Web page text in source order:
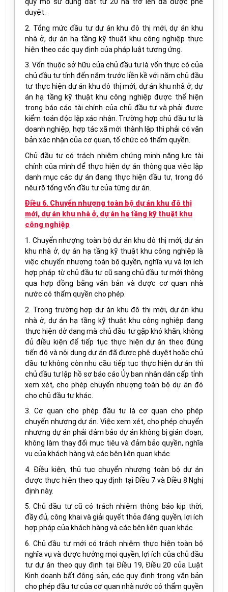
duyệt.
2. Tổng mức đầu tư dự án khu đô thị mới, dự án khu
nhà ở, dự án hạ tầng kỹ thuật khu công nghiệp thực
hiện theo các quy định của pháp luật tương ứng.
3. Vốn thuộc sở hữu của chủ đầu tư là vốn thực có của
chủ đầu tư tính đến năm trước liền kề với năm chủ đầu
tư thực hiện dự án khu đô thị mới, dự án khu nhà ở, dự
án hạ tầng kỹ thuật khu công nghiệp được thể hiện
trong báo cáo tài chính của chủ đầu tư và phải được
kiểm toán độc lập xác nhận. Trường hợp chủ đầu tư là
doanh nghiệp, hợp tác xã mới thành lập thì phải có văn
bản xác nhận của cơ quan, tổ chức có thẩm quyền.
Chủ đầu tư có trách nhiệm chứng minh năng lực tài
chính của mình để thực hiện dự án thông qua việc lập
danh mục các dự án đang thực hiện đầu tư, trong đó
nêu rõ tổng vốn đầu tư của từng dự án.
Điều 6. Chuyển nhượng toàn bộ dự án khu đô thị
mới, dự án khu nhà ở, dự án hạ tầng kỹ thuật khu
công nghiệp
1. Chuyển nhượng toàn bộ dự án khu đô thị mới, dự án
khu nhà ở, dự án hạ tầng kỹ thuật khu công nghiệp là
việc chuyển nhượng toàn bộ quyền, nghĩa vụ và lợi ích
hợp pháp từ chủ đầu tư cũ sang chủ đầu tư mới thông
qua hợp đồng bằng văn bản và được cơ quan nhà
nước có thẩm quyền cho phép.
2. Trong trường hợp dự án khu đô thị mới, dự án khu
nhà ở, dự án hạ tầng kỹ thuật khu công nghiệp đang
thực hiện dở dang mà chủ đầu tư gặp khó khăn, không
đủ điều kiện để tiếp tục thực hiện dự án theo đúng
tiến độ và nội dung dự án đã được phê duyệt hoặc chủ
đầu tư không còn nhu cầu tiếp tục thực hiện dự án thì
chủ đầu tư lập hồ sơ báo cáo Ủy ban nhân dân cấp tỉnh
xem xét, cho phép chuyển nhượng toàn bộ dự án đó
cho chủ đầu tư khác.
3. Cơ quan cho phép đầu tư là cơ quan cho phép
chuyển nhượng dự án. Việc xem xét, cho phép chuyển
nhượng dự án phải đảm bảo dự án không bị gián đoạn,
không làm thay đổi mục tiêu và đảm bảo quyền, nghĩa
vụ của khách hàng và các bên liên quan khác.
4. Điều kiện, thủ tục chuyển nhượng toàn bộ dự án
được thực hiện theo quy định tại Điều 7 và Điều 8 Nghị
định này.
5. Chủ đầu tư cũ có trách nhiệm thông báo kịp thời,
đầy đủ, công khai và giải quyết thỏa đáng quyền, lợi ích
hợp pháp của khách hàng và các bên liên quan khác.
6. Chủ đầu tư mới có trách nhiệm thực hiện toàn bộ
nghĩa vụ và được hưởng mọi quyền, lợi ích của chủ đầu
tư dự án theo quy định tại Điều 19, Điều 20 của Luật
Kinh doanh bất động sản, các quy định trong văn bản
cho phép đầu tư của cơ quan nhà nước có thẩm quyền